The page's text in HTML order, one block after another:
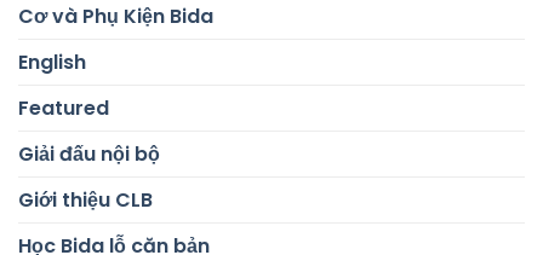
Cơ và Phụ Kiện Bida
English
Featured
Giải đấu nội bộ
Giới thiệu CLB
Học Bida lỗ căn bản